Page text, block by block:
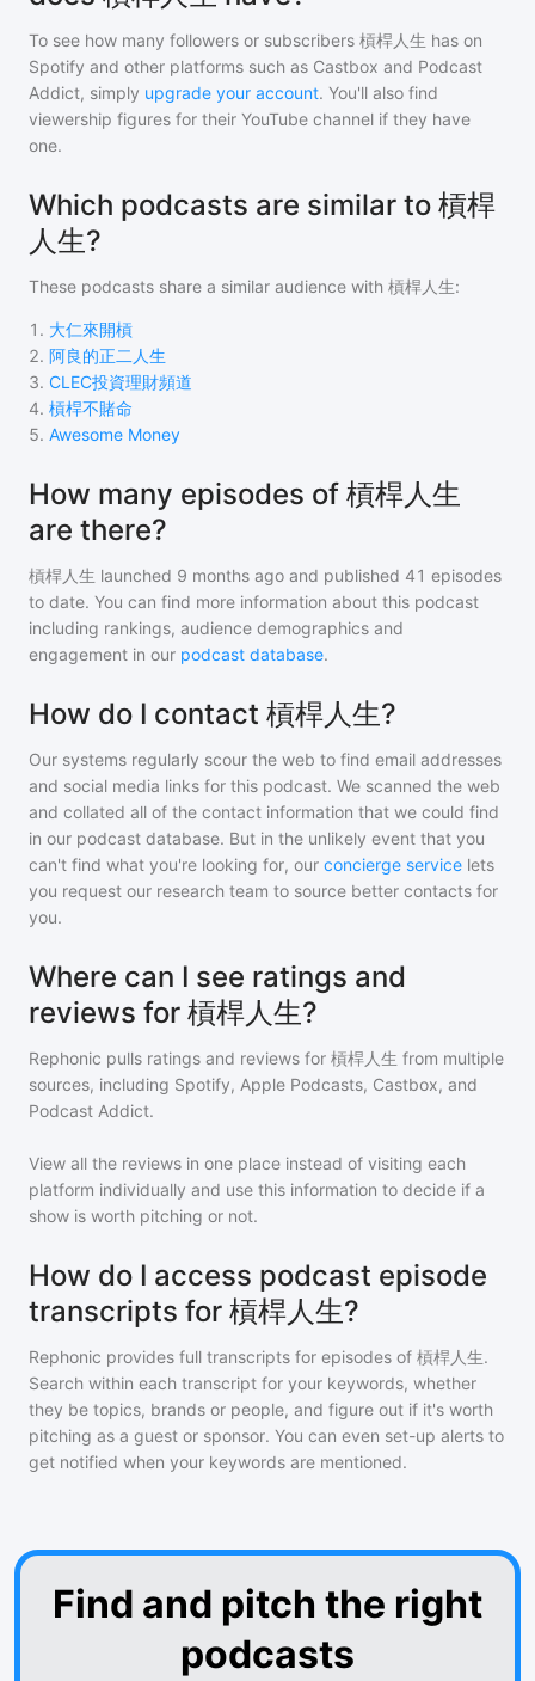
To see how many followers or subscribers 槓桿人生 has on
Spotify and other platforms such as Castbox and Podcast
Addict, simply upgrade your account. You'll also find
viewership figures for their YouTube channel if they have
one.
Which podcasts are similar to 槓桿
人生?
These podcasts share a similar audience with 槓桿人生:
1 . 大仁來開槓
2. 阿良的正二人生
3. CLEC投資理財頻道
4. 槓桿不賭命
5. Awesome Money
How many episodes of 槓桿人生
are there?
槓桿人生 launched 9 months ago and published 41 episodes
to date. You can find more information about this podcast
including rankings, audience demographics and
engagement in our podcast database.
How do I contact 槓桿人生?
Our systems regularly scour the web to find email addresses
and social media links for this podcast. We scanned the web
and collated all of the contact information that we could find
in our podcast database. But in the unlikely event that you
can't find what you're looking for, our concierge service lets
you request our research team to source better contacts for
you.
Where can I see ratings and
reviews for 槓桿人生?
Rephonic pulls ratings and reviews for 槓桿人生 from multiple
sources, including Spotify, Apple Podcasts, Castbox, and
Podcast Addict.
View all the reviews in one place instead of visiting each
platform individually and use this information to decide if a
show is worth pitching or not.
How do I access podcast episode
transcripts for 槓桿人生?
Rephonic provides full transcripts for episodes of 槓桿人生.
Search within each transcript for your keywords, whether
they be topics, brands or people, and figure out if it's worth
pitching as a guest or sponsor. You can even set-up alerts to
get notified when your keywords are mentioned.
Find and pitch the right
podcasts